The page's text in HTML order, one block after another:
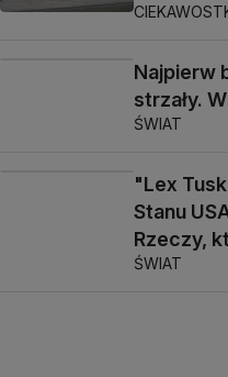
Najpierw
strzały.
ŚWIAT
"Lex
Stanu
Rzeczy,
ŚWIAT